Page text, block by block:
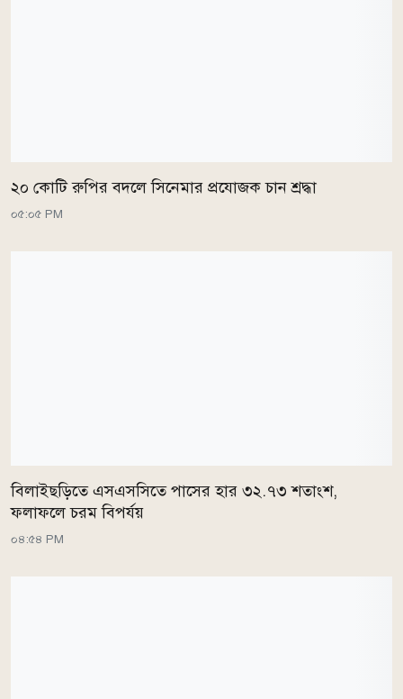
২০ কোটি রুপির বদলে সিনেমার প্রযোজক চান শ্রদ্ধা
০৫:০৫ PM
বিলাইছড়িতে এসএসসিতে পাসের হার ৩২.৭৩ শতাংশ,
ফলাফলে চরম বিপর্যয়
০৪:৫৪ PM